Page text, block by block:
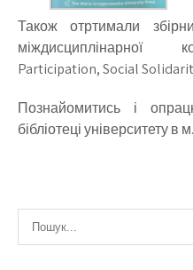
Також отртимали
міждисциплінарної
Participation, Social
Познайомитись і
бібліотеці університету в